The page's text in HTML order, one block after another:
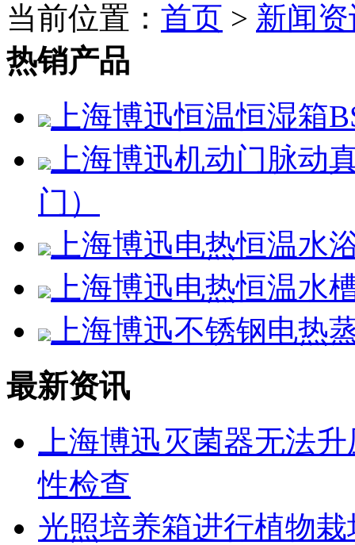
当前位置： 首页 > 新闻
热销产品
上海博迅恒温恒湿箱
上海博迅机动门脉动
门）
上海博迅电热恒温水
上海博迅电热恒温水
上海博迅不锈钢电热
最新资讯
上海博迅灭菌器无法
性检查
光照培养箱进行植物